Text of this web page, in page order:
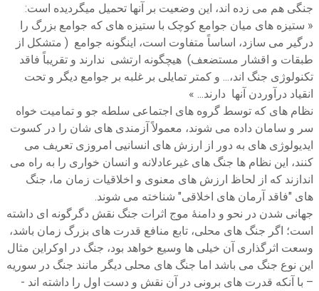
جنگی هم می زده اند، این وضعیت بر آنها تحمیل میگردیده است:
« ستیزه های میان جوامع کوچک با ستیزه های که جوامع بزرگ را
درگیر می سازد، اساساً متفاوت است، اینگونه جوامع ( متشکل از
طبقات و اقشار مستضعف) هیچگونه ارتشی ندارند و تقریباً فاقد
تکنولوژی جنگ اند،... و کمتر تمایلی بر غلبه بر جوامع دیگر و تحت
انقیاد درآوردن آنها دارند... »
نظام های که توسط گروه های اجتماعی سلطه جو و تمامیت خواه
سر و سامان داده می شوند، معمولاً آزمندی های شان را در کسوت
ایدیولوژی های به دور از ارزش های انسانیی امروزی تعریف می
کنند، این نظام ها جنگ های غیرعادلانه و انسان خواری را به راه می
اندازند که از لحاظ ارزش های معنوی و اخلاقیات زمان ما، جنگ
های "فاقد آرمان های اخلاقی" شناخته می شوند.
جهانی شدن در نحو و دامنۀ موج اثرات جنگ نقش دگرگونه ای داشته
است؛ اگر جنگ های محلی، تابع منافع قدرت های بزرگ زمان باشد،
وسعت اثرگذاری آن خیلی ها وسیع خواهد بود، جنگ در اوکراین مثال
این نوع جنگ می باشد اما جنگ های محلی دیگر مانند جنگ در سوریه
– با آنکه قدرت های برونی در آن نقش و دست اول را داشته اند -